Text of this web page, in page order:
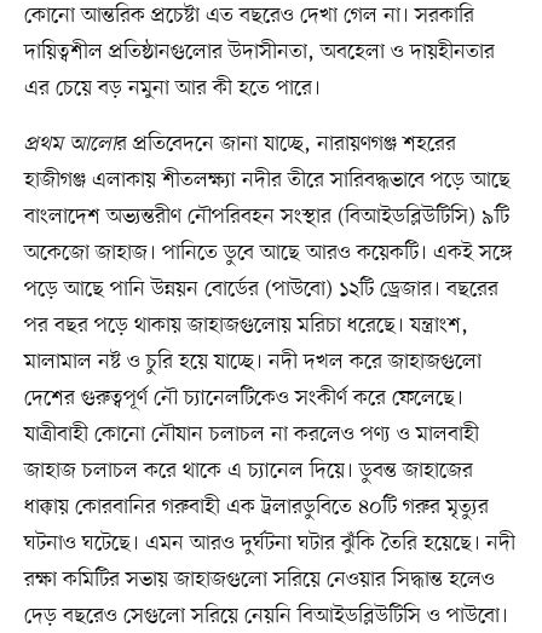
কোনো আন্তরিক প্রচেষ্টা এত বছরেও দেখা গেল না। সরকারি
দায়িত্বশীল প্রতিষ্ঠানগুলোর উদাসীনতা, অবহেলা ও দায়হীনতার
এর চেয়ে বড় নমুনা আর কী হতে পারে।
প্রথম আলোর প্রতিবেদনে জানা যাচ্ছে, নারায়ণগঞ্জ শহরের
হাজীগঞ্জ এলাকায় শীতলক্ষ্যা নদীর তীরে সারিবদ্ধভাবে পড়ে আছে
বাংলাদেশ অভ্যন্তরীণ নৌপরিবহন সংস্থার (বিআইডব্লিউটিসি) ৯টি
অকেজো জাহাজ। পানিতে ডুবে আছে আরও কয়েকটি। একই সঙ্গে
পড়ে আছে পানি উন্নয়ন বোর্ডের (পাউবো) ১২টি ড্রেজার। বছরের
পর বছর পড়ে থাকায় জাহাজগুলোয় মরিচা ধরেছে। যন্ত্রাংশ,
মালামাল নষ্ট ও চুরি হয়ে যাচ্ছে। নদী দখল করে জাহাজগুলো
দেশের গুরুত্বপূর্ণ নৌ চ্যানেলটিকেও সংকীর্ণ করে ফেলেছে।
যাত্রীবাহী কোনো নৌযান চলাচল না করলেও পণ্য ও মালবাহী
জাহাজ চলাচল করে থাকে এ চ্যানেল দিয়ে। ডুবন্ত জাহাজের
ধাক্কায় কোরবানির গরুবাহী এক ট্রলারডুবিতে ৪০টি গরুর মৃত্যুর
ঘটনাও ঘটেছে। এমন আরও দুর্ঘটনা ঘটার ঝুঁকি তৈরি হয়েছে। নদী
রক্ষা কমিটির সভায় জাহাজগুলো সরিয়ে নেওয়ার সিদ্ধান্ত হলেও
দেড় বছরেও সেগুলো সরিয়ে নেয়নি বিআইডব্লিউটিসি ও পাউবো।